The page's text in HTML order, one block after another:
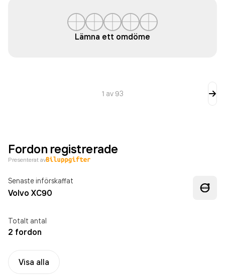
Lämna ett omdöme
1 av93
Fordon registrerade
Presenterat av
Senaste införskaffat
Volvo XC90
Totalt antal
2 fordon
Visa alla